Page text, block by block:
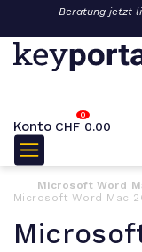
Beratung jetzt
Konto
0
CHF 0.00
Microsoft Word
Microsoft Word Mac